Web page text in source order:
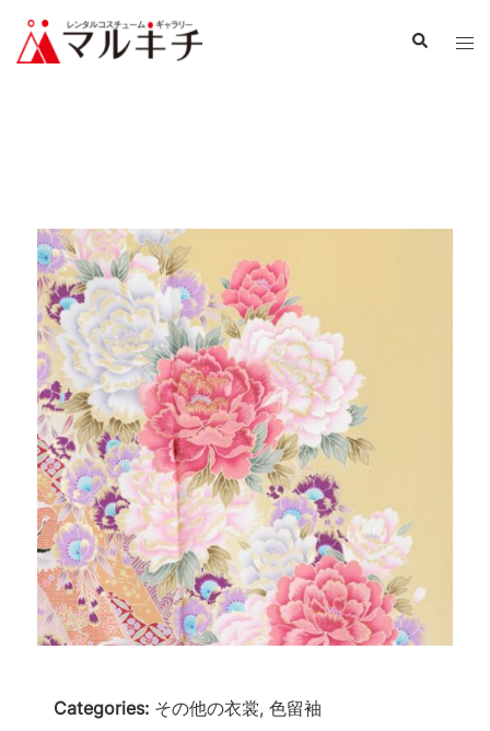
Categories: その他の衣裳, 色留袖